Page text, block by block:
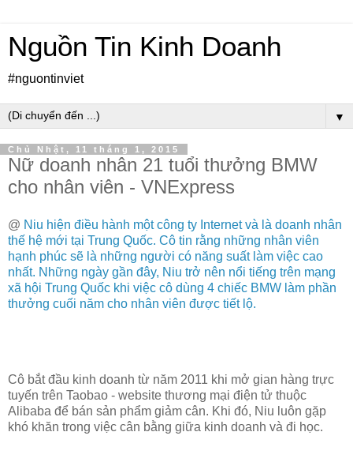
Nguồn Tin Kinh Doanh
#nguontinviet
▼
Chủ Nhật, 11 tháng 1, 2015
Nữ doanh nhân 21 tuổi thưởng BMW
cho nhân viên - VNExpress
@ Niu hiện điều hành một công ty Internet và là doanh nhân
thế hệ mới tại Trung Quốc. Cô tin rằng những nhân viên
hạnh phúc sẽ là những người có năng suất làm việc cao
nhất. Những ngày gần đây, Niu trở nên nổi tiếng trên mạng
xã hội Trung Quốc khi việc cô dùng 4 chiếc BMW làm phần
thưởng cuối năm cho nhân viên được tiết lộ.
Cô bắt đầu kinh doanh từ năm 2011 khi mở gian hàng trực
tuyến trên Taobao - website thương mại điện tử thuộc
Alibaba để bán sản phẩm giảm cân. Khi đó, Niu luôn gặp
khó khăn trong việc cân bằng giữa kinh doanh và đi học.